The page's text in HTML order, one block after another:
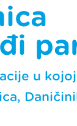
u